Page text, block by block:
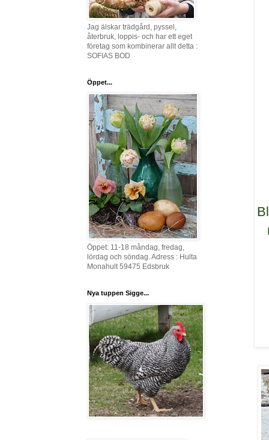
Jag älskar trädgård, pyssel,
återbruk, loppis- och har ett eget
företag som kombinerar allt detta :
SOFIAS BOD
Öppet...
Öppet: 11-18 måndag, fredag,
lördag och söndag. Adress : Hulta
Monahult 59475 Edsbruk
Nya tuppen Sigge...